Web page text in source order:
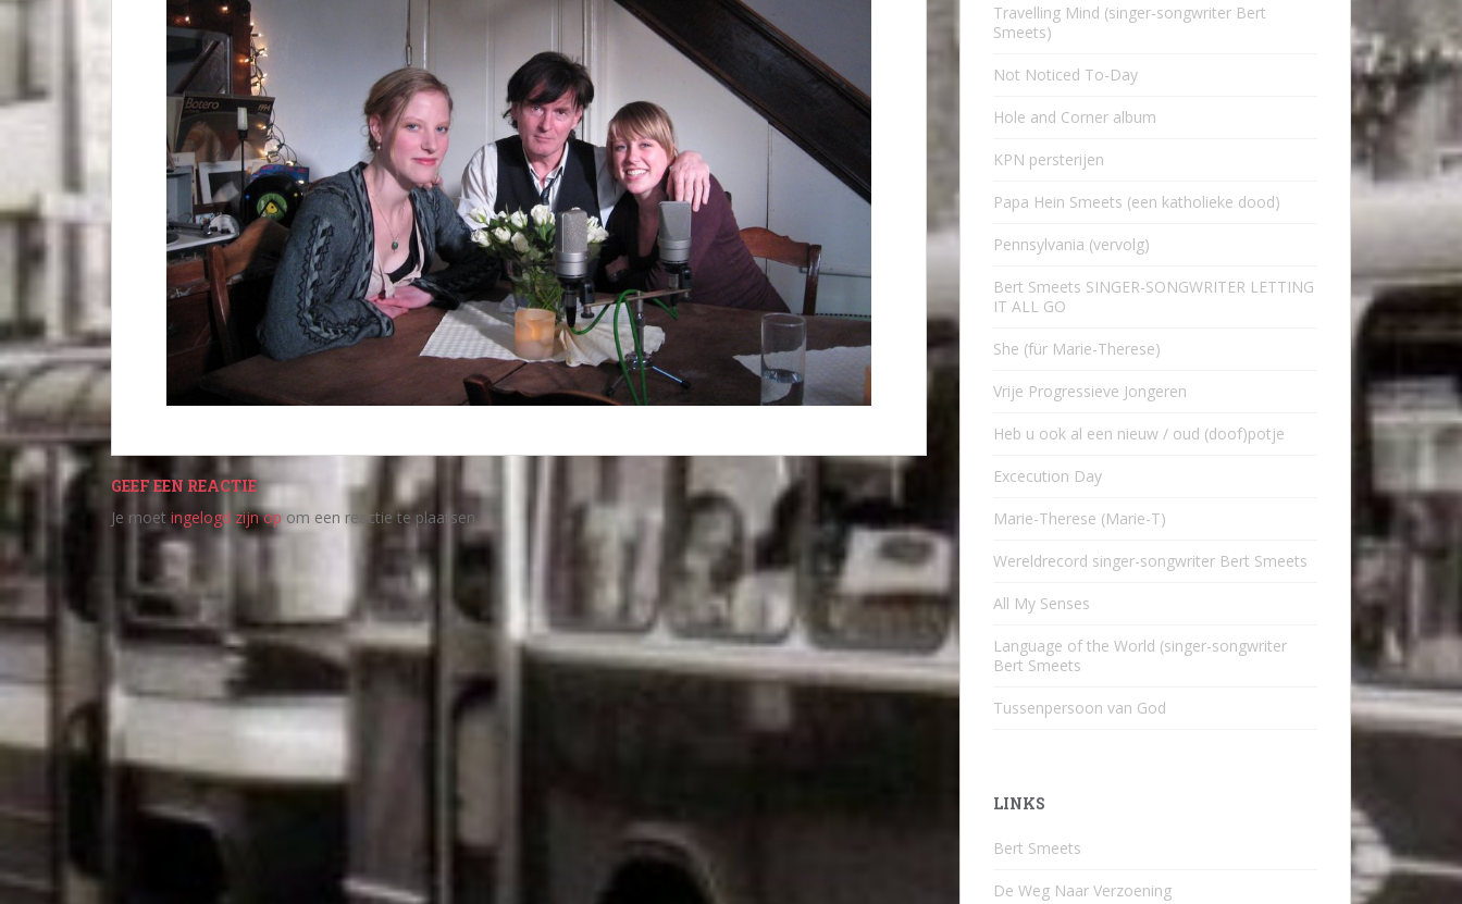
GEEF EEN REACTIE
Je moet ingelogd zijn op om een reactie te plaatsen.
Travelling Mind (singer-songwriter Bert
Smeets)
Not Noticed To-Day
Hole and Corner album
KPN persterijen
Papa Hein Smeets (een katholieke dood)
Pennsylvania (vervolg)
Bert Smeets SINGER-SONGWRITER LETTING
IT ALL GO
She (für Marie-Therese)
Vrije Progressieve Jongeren
Heb u ook al een nieuw / oud (doof)potje
Excecution Day
Marie-Therese (Marie-T)
Wereldrecord singer-songwriter Bert Smeets
All My Senses
Language of the World (singer-songwriter
Bert Smeets
Tussenpersoon van God
LINKS
Bert Smeets
De Weg Naar Verzoening